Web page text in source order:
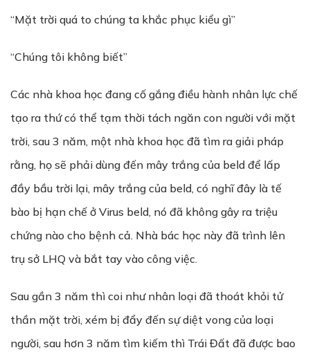
“Mặt trời quá to chúng ta khắc phục kiểu gì”
“Chúng tôi không biết”
Các nhà khoa học đang cố gắng điều hành nhân lực chế
tạo ra thứ có thể tạm thời tách ngăn con người với mặt
trời, sau 3 năm, một nhà khoa học đã tìm ra giải pháp
rằng, họ sẽ phải dùng đến mây trắng của beld để lấp
đầy bầu trời lại, mây trắng của beld, có nghĩ đây là tế
bào bị hạn chế ở Virus beld, nó đã không gây ra triệu
chứng nào cho bệnh cả. Nhà bác học này đã trình lên
trụ sở LHQ và bắt tay vào công việc.
Sau gần 3 năm thì coi như nhân loại đã thoát khỏi tử
thần mặt trời, xém bị đẩy đến sự diệt vong của loại
người, sau hơn 3 năm tìm kiếm thì Trái Đất đã được bao